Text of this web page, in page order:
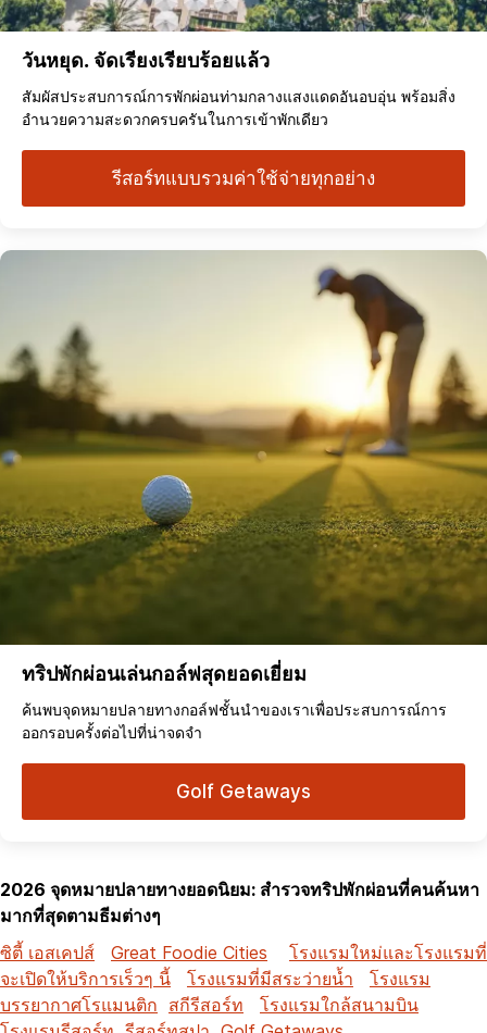
วันหยุด. จัดเรียงเรียบร้อยแล้ว
สัมผัสประสบการณ์การพักผ่อนท่ามกลางแสงแดดอันอบอุ่น พร้อมสิ่ง
อำนวยความสะดวกครบครันในการเข้าพักเดียว
รีสอร์ทแบบรวมค่าใช้จ่ายทุกอย่าง
ทริปพักผ่อนเล่นกอล์ฟสุดยอดเยี่ยม
ค้นพบจุดหมายปลายทางกอล์ฟชั้นนำของเราเพื่อประสบการณ์การ
ออกรอบครั้งต่อไปที่น่าจดจำ
Golf Getaways
2026 จุดหมายปลายทางยอดนิยม: สำรวจทริปพักผ่อนที่คนค้นหา
มากที่สุดตามธีมต่างๆ
ซิตี้ เอสเคปส์
Great Foodie Cities
โรงแรมใหม่และโรงแรมที่
จะเปิดให้บริการเร็วๆ นี้
โรงแรมที่มีสระว่ายน้ำ
โรงแรม
บรรยากาศโรแมนติก สกีรีสอร์ท
โรงแรมใกล้สนามบิน